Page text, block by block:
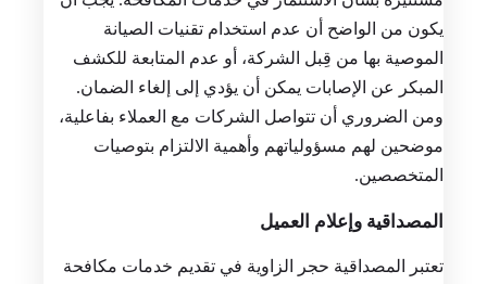
يكون من الواضح أن عدم استخدام تقنيات الصيانة
الموصية بها من قِبل الشركة، أو عدم المتابعة للكشف
المبكر عن الإصابات يمكن أن يؤدي إلى إلغاء الضمان.
ومن الضروري أن تتواصل الشركات مع العملاء بفاعلية،
موضحين لهم مسؤولياتهم وأهمية الالتزام بتوصيات
المتخصصين.
المصداقية وإعلام العميل
تعتبر المصداقية حجر الزاوية في تقديم خدمات مكافحة